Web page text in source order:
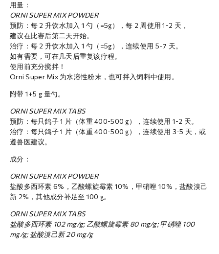
用量：
ORNI SUPER MIX POWDER
预防：每 2 升饮水加入 1 勺（=5g），每 2 周使用 1-2 天，
建议在比赛后第二天开始。
治疗：每 2 升饮水加入 1 勺（=5g），连续使用 5-7 天。
如有需要，可在几天后重复该疗程。
使用前充分搅拌！
Orni Super Mix 为水溶性粉末，也可拌入饲料中使用。
附带 1+5 g 量勺。
ORNI SUPER MIX TABS
预防：每只鸽子 1 片（体重 400-500 g），连续使用 1-2 天。
治疗：每只鸽子 1 片（体重 400-500 g），连续使用 3-5 天，或
遵兽医建议。
成分：
ORNI SUPER MIX POWDER
盐酸多西环素 6%，乙酸螺旋霉素 10%，甲硝唑 10%，盐酸溴己
新 2%，其他成分补足至 100 g。
ORNI SUPER MIX TABS
盐酸多西环素 102 mg/g; 乙酸螺旋霉素 80 mg/g; 甲硝唑 100
mg/g; 盐酸溴己新20 mg/g